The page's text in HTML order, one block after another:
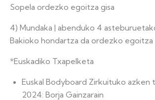
Sopela ordezko egoitza gisa
4) Mundaka | abenduko 4
Bakioko hondartza da ordezko egoitza
*Euskadiko Txapelketa
Euskal Bodyboard Zirkuituko azken
2024: Borja Gainzarain